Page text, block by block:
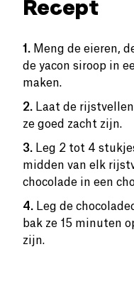
Recept
1. Meng de eieren,
de yacon siroop in
maken.
2. Laat de
ze goed zacht zijn.
3. Leg 2 tot 4
midden van elk
chocolade in een
4. Leg de
bak ze 15 minuten
zijn.